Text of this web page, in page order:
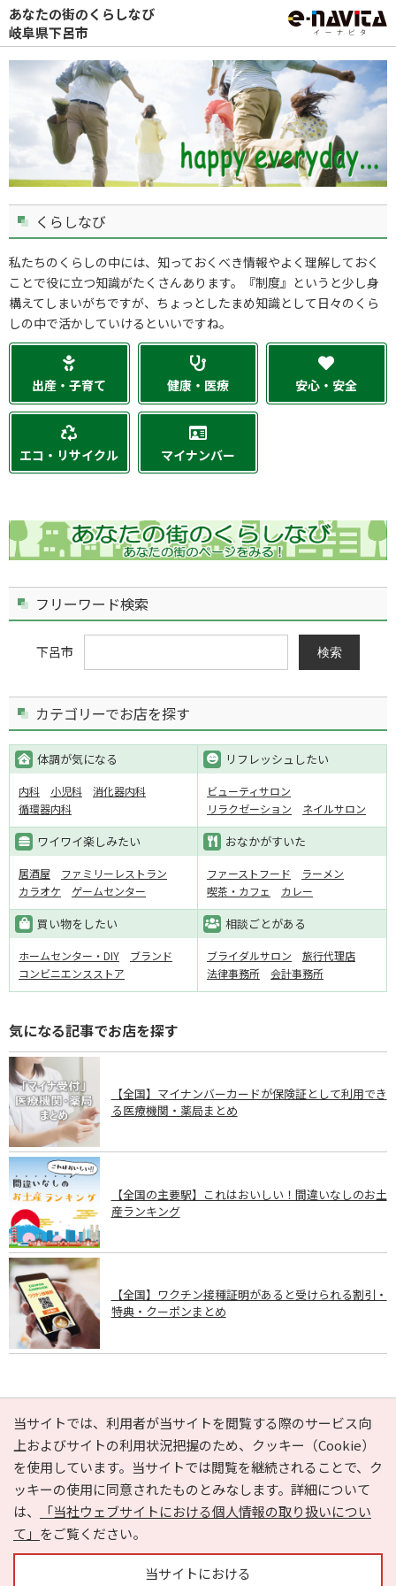
あなたの街のくらしなび
岐阜県下呂市
くらしなび
私たちのくらしの中には、知っておくべき情報やよく理解しておく
ことで役に立つ知識がたくさんあります。『制度』というと少し身
構えてしまいがちですが、ちょっとしたまめ知識として日々のくら
しの中で活かしていけるといいですね。
出産・子育て 健康・医療 安心・安全
エコ・リサイクル マイナンバー
フリーワード検索
下呂市 検索
カテゴリーでお店を探す
体調が気になる
内科 小児科
消化器内科
循環器内科
リフレッシュしたい
ビューティサロン
リラクゼーション
ネイルサロン
ワイワイ楽しみたい
居酒屋
ファミリーレストラン
カラオケ
ゲームセンター
おなかがすいた
ファーストフード
ラーメン
喫茶・カフェ
カレー
買い物をしたい
ホームセンター・DIY
ブランド
コンビニエンスストア
相談ごとがある
ブライダルサロン
旅行代理店
法律事務所
会計事務所
気になる記事でお店を探す
【全国】マイナンバーカードが保険証として利用でき
る医療機関・薬局まとめ
【全国の主要駅】これはおいしい！間違いなしのお土
産ランキング
【全国】ワクチン接種証明があると受けられる割引・
特典・クーポンまとめ
PAGE TOP
当サイトでは、利用者が当サイトを閲覧する際のサービス向
上およびサイトの利用状況把握のため、クッキー（Cookie）
を使用しています。当サイトでは閲覧を継続されることで、ク
ッキーの使用に同意されたものとみなします。詳細について
は、
「当社ウェブサイトにおける個人情報の取り扱いについ
て」 をご覧ください。
当サイトにおける
e-NAVITA（イーナビタ）とは？ お気に入り
ヘルプ
利用規約
個人情報の取り扱いについて
運営会社
サイトマップ
広告掲載に関するお問い合わせ